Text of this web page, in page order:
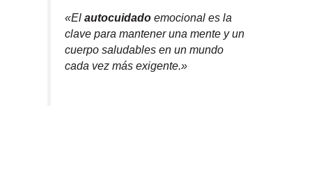
«Elautocuidado emocional es la
clave para mantener una mente y un
cuerpo saludables en un mundo
cada vez más exigente.»